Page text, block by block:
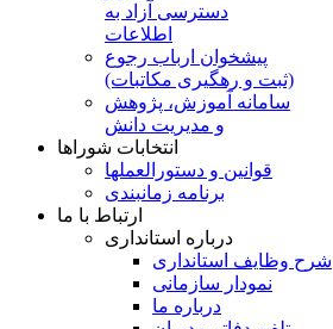
دسترسی آزاد به
اطلاعات
پیشخوان ارباب رجوع
(ثبت و رهگیری مکاتبات)
سامانه آموزش، پژوهش
و مدیریت دانش
انتخابات شوراها
قوانین و دستورالعملها
برنامه زمانبندی
ارتباط با ما
درباره استانداری
شرح وظایف استانداری
نمودار سازمانی
درباره ما